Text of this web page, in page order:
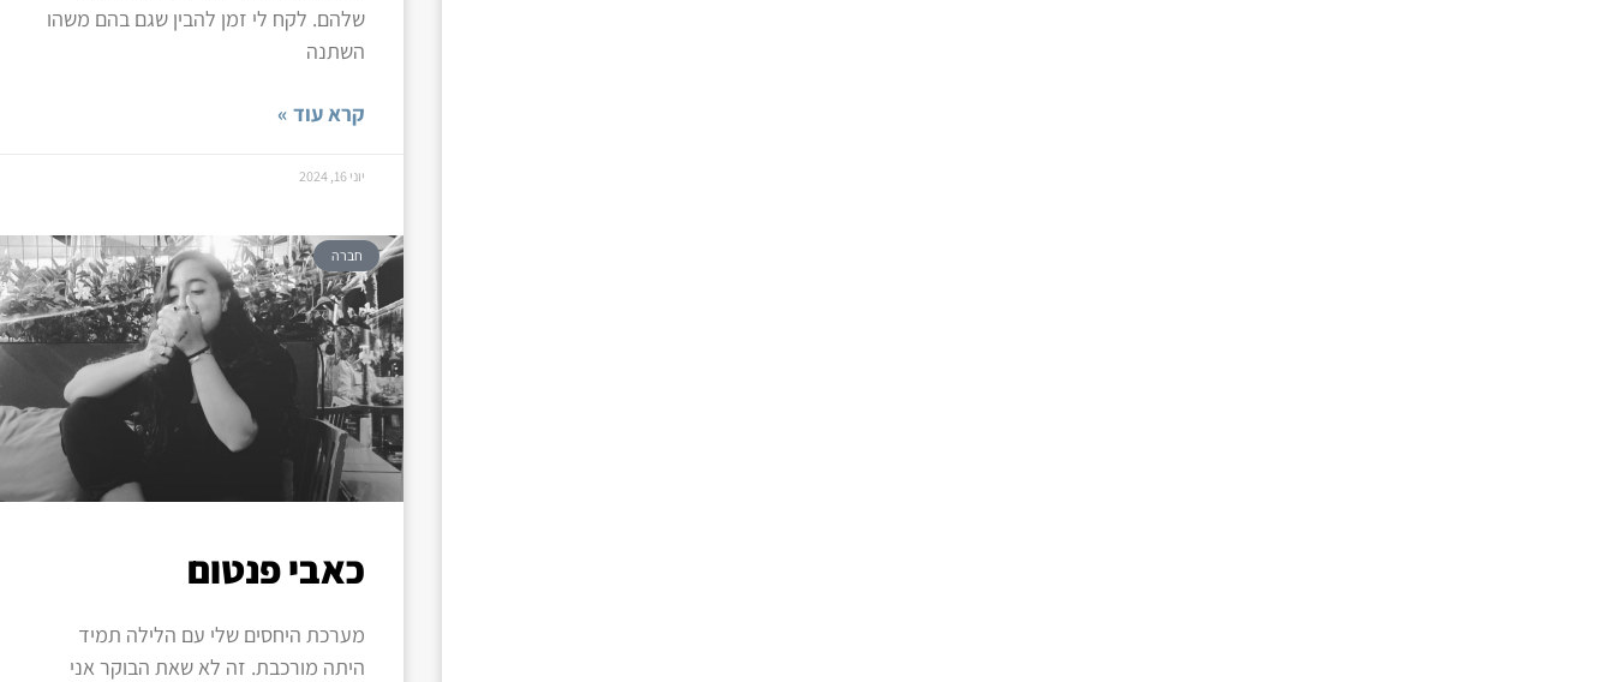
שלהם. לקח לי זמן להבין שגם בהם משהו
השתנה
קרא עוד »
יוני 16, 2024
חברה
כאבי פנטום
מערכת היחסים שלי עם הלילה תמיד
היתה מורכבת. זה לא שאת הבוקר אני